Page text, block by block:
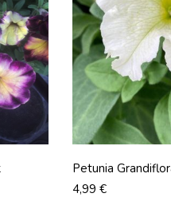
Petunia
Prix
4,99 €